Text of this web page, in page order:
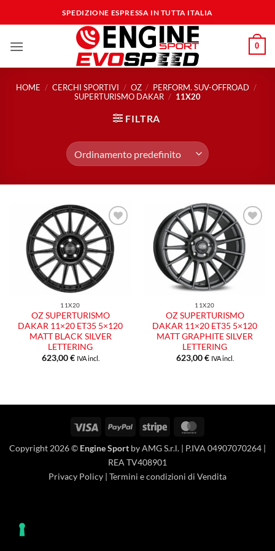
ai
SPEDIZIONE ESPRESSA IN TUTTA ITALIA
0
HOME / CERCHI SPORTIVI / OZ / PERFORM. SUV-OFFROAD /
SUPERTURISMO DAKAR / 11X20
FILTRA
Aggiungi
alla lista
dei
desideri
11X20
OZ SUPERTURISMO
DAKAR 11×20 ET35 5×120
MATT BLACK SILVER
LETTERING
623,00€ IVA incl.
Aggiungi
alla lista
dei
desideri
11X20
OZ SUPERTURISMO
DAKAR 11×20 ET35 5×120
MATT GRAPHITE SILVER
LETTERING
623,00€ IVA incl.
Visa PayPal Stripe
Copyright 2026 © Engine Sport by AMG S.r.l. | P.IVA 04907070264 |
REA TV408901
Privacy Policy | Termini e condizioni di Vendita